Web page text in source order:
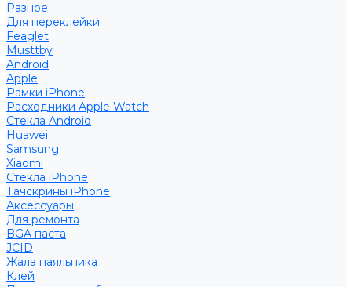
Разное
Для переклейки
Feaglet
Musttby
Android
Apple
Рамки iPhone
Расходники Apple Watch
Стекла Android
Huawei
Samsung
Xiaomi
Стекла iPhone
Тачскрины iPhone
Аксессуары
Для ремонта
BGA паста
JCID
Жала паяльника
Клей